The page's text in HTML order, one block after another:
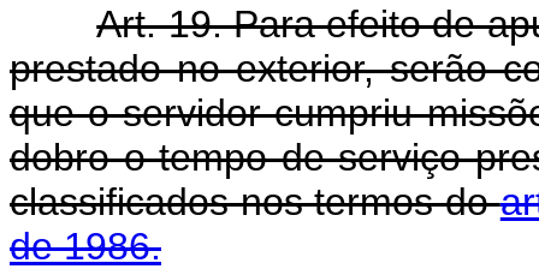
Art. 19. Para efeito de
prestado no exterior, serão
que o servidor cumpriu
dobro o tempo de serviço
classificados nos termos do
de 1986.